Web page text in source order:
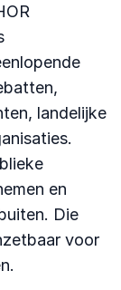
landelijke
en
Die
voor